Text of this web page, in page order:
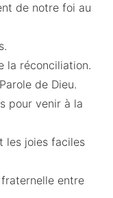
de notre foi au
la réconciliation.
de Dieu.
pour venir à la
les joies faciles
fraternelle entre